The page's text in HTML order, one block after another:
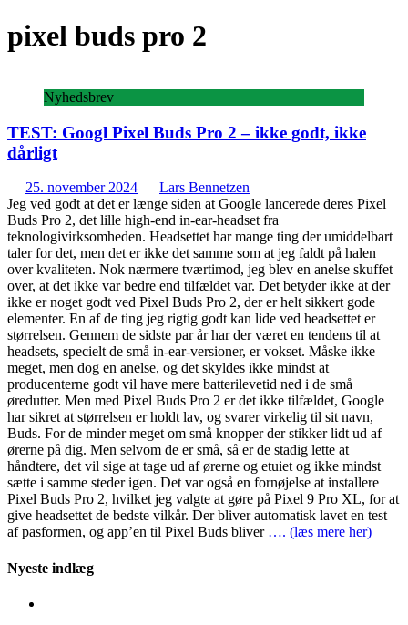
pixel buds pro 2
Nyhedsbrev
TEST: Googl Pixel Buds Pro 2 – ikke godt, ikke
dårligt
25. november 2024
Lars Bennetzen
Jeg ved godt at det er længe siden at Google lancerede deres Pixel
Buds Pro 2, det lille high-end in-ear-headset fra
teknologivirksomheden. Headsettet har mange ting der umiddelbart
taler for det, men det er ikke det samme som at jeg faldt på halen
over kvaliteten. Nok nærmere tværtimod, jeg blev en anelse skuffet
over, at det ikke var bedre end tilfældet var. Det betyder ikke at der
ikke er noget godt ved Pixel Buds Pro 2, der er helt sikkert gode
elementer. En af de ting jeg rigtig godt kan lide ved headsettet er
størrelsen. Gennem de sidste par år har der været en tendens til at
headsets, specielt de små in-ear-versioner, er vokset. Måske ikke
meget, men dog en anelse, og det skyldes ikke mindst at
producenterne godt vil have mere batterilevetid ned i de små
øredutter. Men med Pixel Buds Pro 2 er det ikke tilfældet, Google
har sikret at størrelsen er holdt lav, og svarer virkelig til sit navn,
Buds. For de minder meget om små knopper der stikker lidt ud af
ørerne på dig. Men selvom de er små, så er de stadig lette at
håndtere, det vil sige at tage ud af ørerne og etuiet og ikke mindst
sætte i samme steder igen. Det var også en fornøjelse at installere
Pixel Buds Pro 2, hvilket jeg valgte at gøre på Pixel 9 Pro XL, for at
give headsettet de bedste vilkår. Der bliver automatisk lavet en test
af pasformen, og app’en til Pixel Buds bliver …. (læs mere her)
Nyeste indlæg